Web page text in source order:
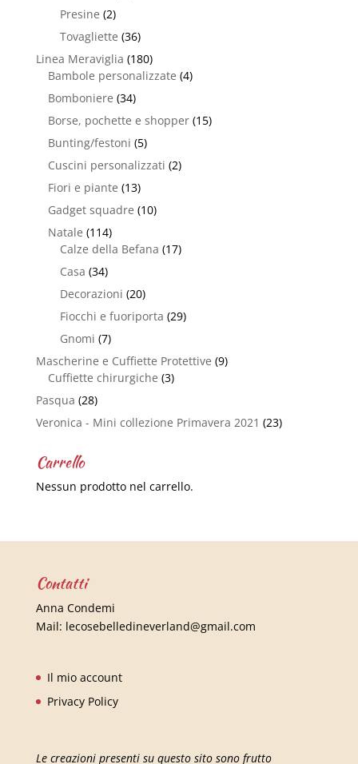
Presine (2)
Tovagliette (36)
Linea Meraviglia (180)
Bambole personalizzate (4)
Bomboniere (34)
Borse, pochette e shopper (15)
Bunting/festoni (5)
Cuscini personalizzati (2)
Fiori e piante (13)
Gadget squadre (10)
Natale (114)
Calze della Befana (17)
Casa (34)
Decorazioni (20)
Fiocchi e fuoriporta (29)
Gnomi (7)
Mascherine e Cuffiette Protettive (9)
Cuffiette chirurgiche (3)
Pasqua (28)
Veronica - Mini collezione Primavera 2021 (23)
Carrello
Nessun prodotto nel carrello.
Contatti
Anna Condemi
Mail: lecosebelledineverland@gmail.com
Il mio account
Privacy Policy
Le creazioni presenti su questo sito sono frutto